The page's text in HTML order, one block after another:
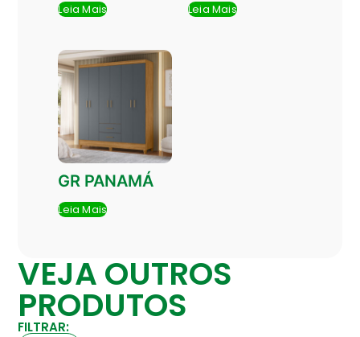
Leia Mais Leia Mais
GR PANAMÁ
Leia Mais
VEJA OUTROS
PRODUTOS
FILTRAR: